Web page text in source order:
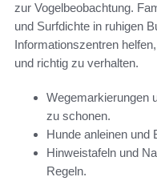
zur Vogelbeobachtung.
und Surfdichte in ruhigen
Informationszentren
und richtig zu verhalten.
Wegemarkierungen
zu schonen.
Hunde anleinen und
Hinweistafeln und
Regeln.